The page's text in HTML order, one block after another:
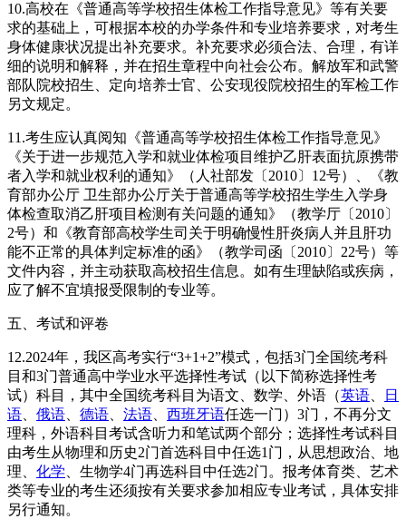
10.高校在《普通高等学校招生体检工作指导意见》等有关要
求的基础上，可根据本校的办学条件和专业培养要求，对考生
身体健康状况提出补充要求。补充要求必须合法、合理，有详
细的说明和解释，并在招生章程中向社会公布。解放军和武警
部队院校招生、定向培养士官、公安现役院校招生的军检工作
另文规定。
11.考生应认真阅知《普通高等学校招生体检工作指导意见》
《关于进一步规范入学和就业体检项目维护乙肝表面抗原携带
者入学和就业权利的通知》（人社部发〔2010〕12号）、《教
育部办公厅 卫生部办公厅关于普通高等学校招生学生入学身
体检查取消乙肝项目检测有关问题的通知》（教学厅〔2010〕
2号）和《教育部高校学生司关于明确慢性肝炎病人并且肝功
能不正常的具体判定标准的函》（教学司函〔2010〕22号）等
文件内容，并主动获取高校招生信息。如有生理缺陷或疾病，
应了解不宜填报受限制的专业等。
五、考试和评卷
12.2024年，我区高考实行“3+1+2”模式，包括3门全国统考科
目和3门普通高中学业水平选择性考试（以下简称选择性考
试）科目，其中全国统考科目为语文、数学、外语（英语
日
语
俄语 德语 法语 西班牙语任选一门）3门，不再分文
理科，外语科目考试含听力和笔试两个部分；选择性考试科目
由考生从物理和历史2门首选科目中任选1门，从思想政治、地
理、 化学 、生物学4门再选科目中任选2门。报考体育类、艺术
类等专业的考生还须按有关要求参加相应专业考试，具体安排
另行通知。